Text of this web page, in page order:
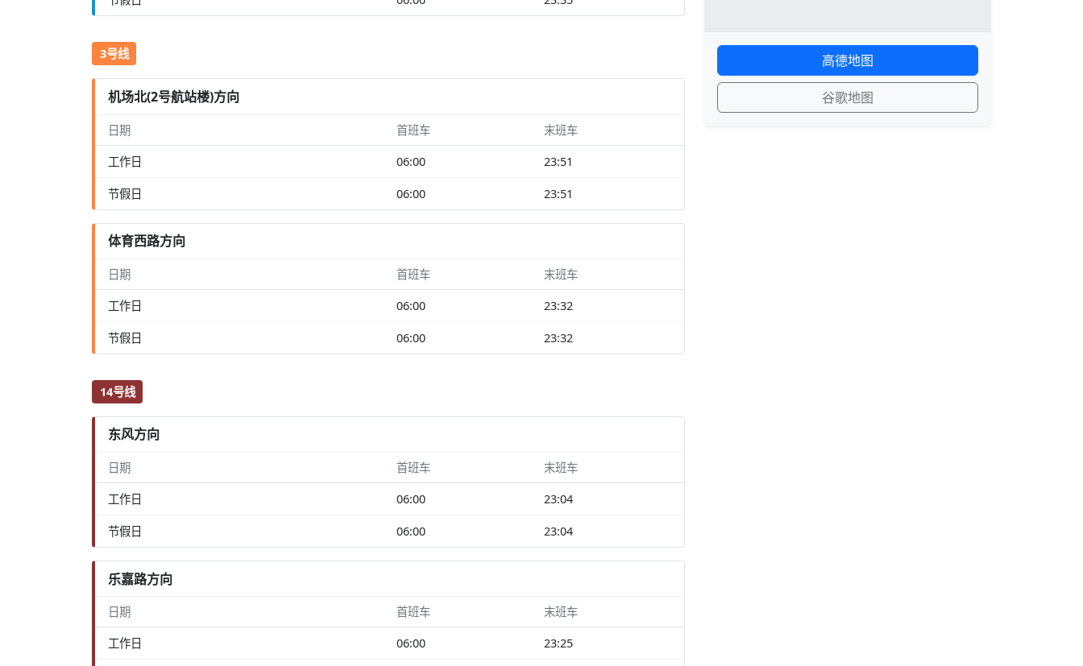
3号线
机场北(2号航站楼)方向
日期 首班车 末班车
工作日 06:00 23:51
节假日 06:00 23:51
体育西路方向
日期 首班车 末班车
工作日 06:00 23:32
节假日 06:00 23:32
14号线
东风方向
日期 首班车 末班车
工作日 06:00 23:04
节假日 06:00 23:04
乐嘉路方向
日期 首班车 末班车
工作日 06:00 23:25
高德地图
谷歌地图